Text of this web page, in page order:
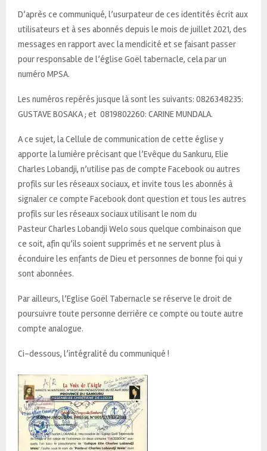
D’après ce communiqué, l’usurpateur de ces identités écrit aux
utilisateurs et à ses abonnés depuis le mois de juillet 2021, des
messages en rapport avec la mendicité et se faisant passer
pour responsable de l’église Goël tabernacle, cela par un
numéro MPSA.
Les numéros repérés jusque là sont les suivants: 0826348235:
GUSTAVE BOSAKA ; et 0819802260: CARINE MUNDALA.
A ce sujet, la Cellule de communication de cette église y
apporte la lumière précisant que l’Evêque du Sankuru, Elie
Charles Lobandji, n’utilise pas de compte Facebook ou autres
profils sur les réseaux sociaux, et invite tous les abonnés à
signaler ce compte Facebook dont question et tous les autres
profils sur les réseaux sociaux utilisant le nom du
Pasteur Charles Lobandji Welo sous quelque combinaison que
ce soit, afin qu’ils soient supprimés et ne servent plus à
éconduire les enfants de Dieu et personnes de bonne foi qui y
sont abonnées.
Par ailleurs, l’Eglise Goël Tabernacle se réserve le droit de
poursuivre toute personne derrière ce compte ou toute autre
compte analogue.
Ci-dessous, l’intégralité du communiqué !